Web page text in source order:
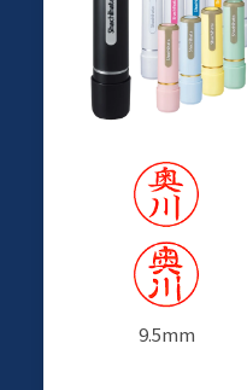
9.5mm